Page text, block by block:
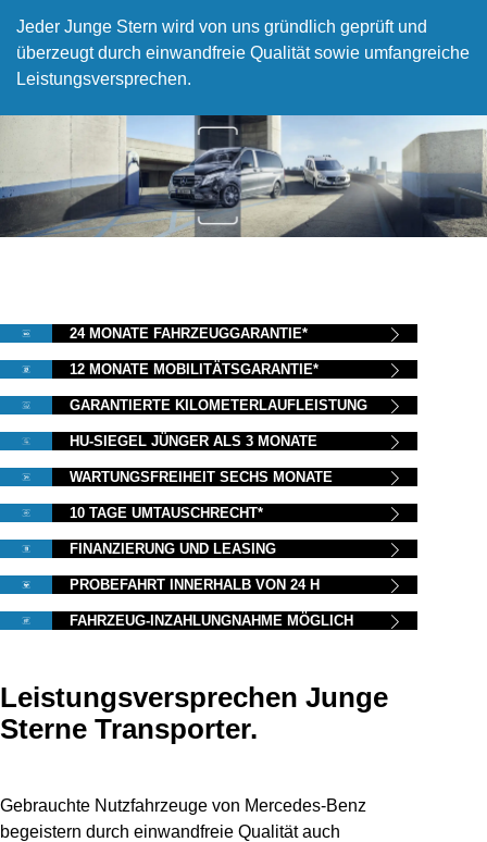
Jeder Junge Stern wird von uns gründlich geprüft und
überzeugt durch einwandfreie Qualität sowie umfangreiche
Leistungsversprechen.
24 MONATE FAHRZEUGGARANTIE*
12 MONATE MOBILITÄTSGARANTIE*
GARANTIERTE KILOMETERLAUFLEISTUNG
HU-SIEGEL JÜNGER ALS 3 MONATE
WARTUNGSFREIHEIT SECHS MONATE
10 TAGE UMTAUSCHRECHT*
FINANZIERUNG UND LEASING
PROBEFAHRT INNERHALB VON 24 H
FAHRZEUG-INZAHLUNGNAHME MÖGLICH
Leistungsversprechen Junge
Sterne Transporter.
Gebrauchte Nutzfahrzeuge von Mercedes-Benz
begeistern durch einwandfreie Qualität auch